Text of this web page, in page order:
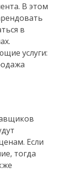
В этом
в
услуги:
Если
тогда